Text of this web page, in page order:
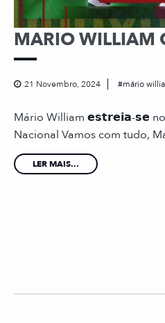
MARIO WILLIAM
21 Novembro, 2024 mário
Mário William 𝗲𝘀𝘁𝗿𝗲𝗶𝗮-𝘀𝗲
Nacional Vamos com tudo,
LER MAIS...